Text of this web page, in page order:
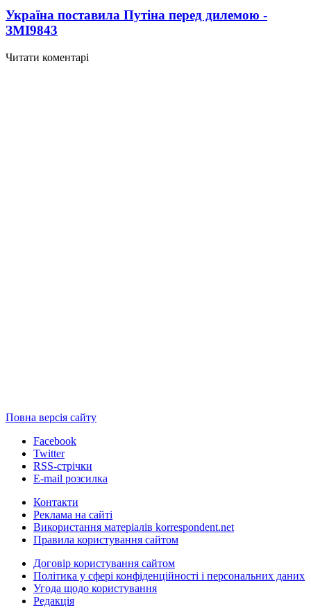
Україна поставила Путіна перед дилемою -
ЗМІ9843
Читати коментарі
Повна версія сайту
Facebook
Twitter
RSS-стрічки
E-mail розсилка
Контакти
Реклама на сайті
Використання матеріалів korrespondent.net
Правила користування сайтом
Договір користування сайтом
Політика у сфері конфіденційності і персональних даних
Угода щодо користування
Редакція